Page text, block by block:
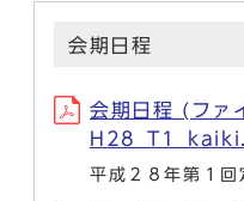
会期日程
会期日程 (ファ
平成２８年第１回